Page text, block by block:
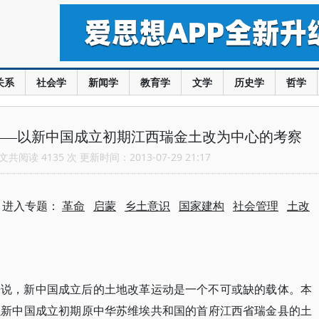
系 社会学 新闻学 教育学 文学 历史学 哲学
以新中国成立初期江西瑞金土改为中心的考察
阅读 4135 次 更新时间：2013-07-29 21:17
进入专题： 革命 启蒙 乡土意识 国家建构 社会管理 土改
，新中国成立后的土地改革运动是一个不可或缺的载体。本
中国成立初期原中华苏维埃共和国的首府江西省瑞金县的土